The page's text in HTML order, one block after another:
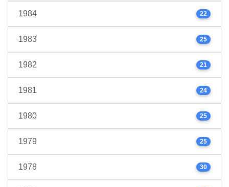
1984 22
1983 25
1982 21
1981 24
1980 25
1979 25
1978 30